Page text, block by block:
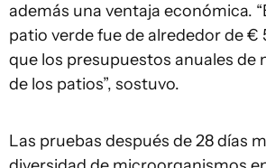
además una ventaja económica.
patio verde fue de alrededor de €
que los presupuestos anuales de
de los patios”, sostuvo.
Las pruebas después de 28 días